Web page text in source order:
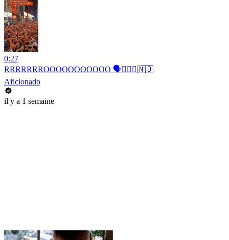
0:27
RRRRRRROOOOOOOOOOO 🗣️🚣🏻‍♂️🇳🇴
Aficionado
il y a 1 semaine